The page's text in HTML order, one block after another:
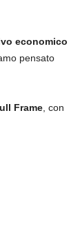
economico
pensato
Frame , con